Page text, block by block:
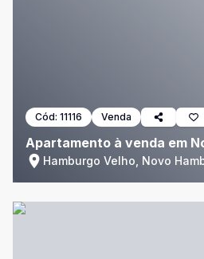
Cód: 11116 Venda
Apartamento à venda em
Hamburgo Velho, Novo